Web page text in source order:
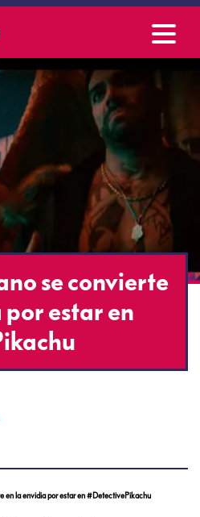
se convierte
estar en
en la envidia por estar en #DetectivePikachu